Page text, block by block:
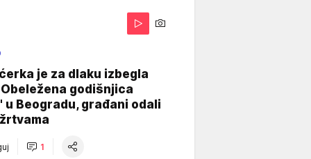
je za dlaku izbegla
godišnjica
u Beogradu, građani odali
1